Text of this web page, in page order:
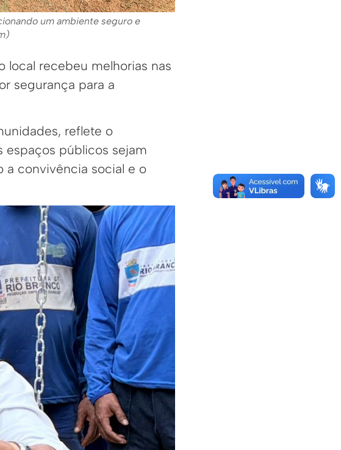
um ambiente seguro e
local recebeu melhorias nas
segurança para a
reflete o
públicos sejam
a convivência social e o